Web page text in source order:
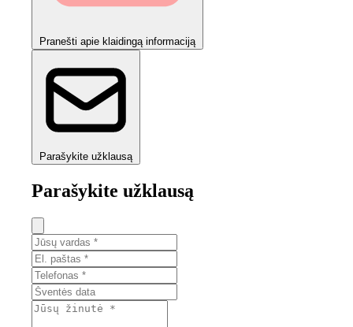
Pranešti apie klaidingą informaciją
Parašykite užklausą
Parašykite užklausą